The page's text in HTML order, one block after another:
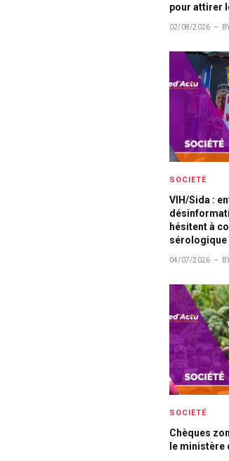
pour attirer
02/08/2026
SOCIETÉ
VIH/Sida :
hésitent à
sérologique
04/07/2026
SOCIETÉ
Chèques
le ministère